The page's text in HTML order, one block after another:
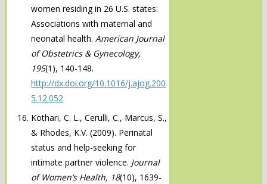
women residing in 26 U.S. states:
Associations with maternal and
neonatal health.American Journal
of Obstetrics & Gynecology,
195(1), 140-148.
http://dx.doi.org/10.1016/j.ajog.200
5.12.052
Kothari, C. L., Cerulli, C., Marcus, S.,
& Rhodes, K.V. (2009). Perinatal
status and help-seeking for
intimate partner violence. Journal
of Women’s Health, 18(10), 1639-